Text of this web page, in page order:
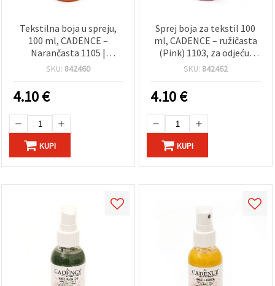
Tekstilna boja u spreju,
100 ml, CADENCE –
Narančasta 1105 |
Netoksična boja za
platno i uradi-sam
projekte
SKU: 842460
4.10€
KUPI
Sprej boja za tekstil 100
ml, CADENCE – ružičasta
(Pink) 1103, za odjeću,
obuću i DIY/uradi sam
SKU: 842462
4.10€
KUPI